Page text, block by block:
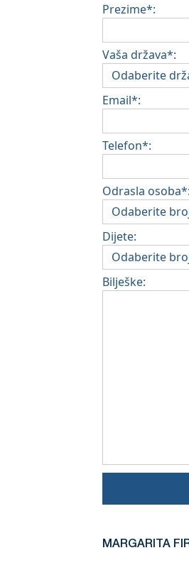
Prezime*:
Vaša država*:
Email*:
Telefon*:
Odrasla osoba*:
Dijete:
Bilješke:
MARGARITA